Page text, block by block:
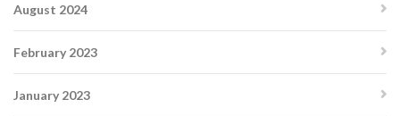
August 2024
February 2023
January 2023